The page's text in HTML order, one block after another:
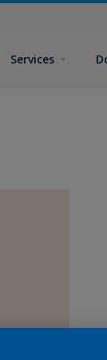
Services